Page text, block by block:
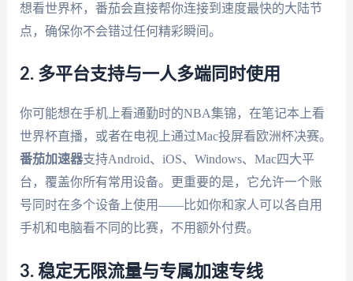
想看世界杯，番茄会直接帮你连接到速度最快的大陆节
点，确保你不会错过任何精彩瞬间。
2. 多平台支持与一人多端同时使用
你可能想在手机上看通勤时的NBA集锦，在笔记本上看
世界杯直播，或者在电视上通过Mac投屏看欧洲杯决赛。
番茄加速器支持Android、iOS、Windows、Mac四大平
台，覆盖你所有常用设备。更重要的是，它允许一个账
号同时在多个设备上使用——比如你和家人可以各自用
手机和电脑看不同的比赛，不用额外付费。
3. 稳定无限流量与专属加速专线